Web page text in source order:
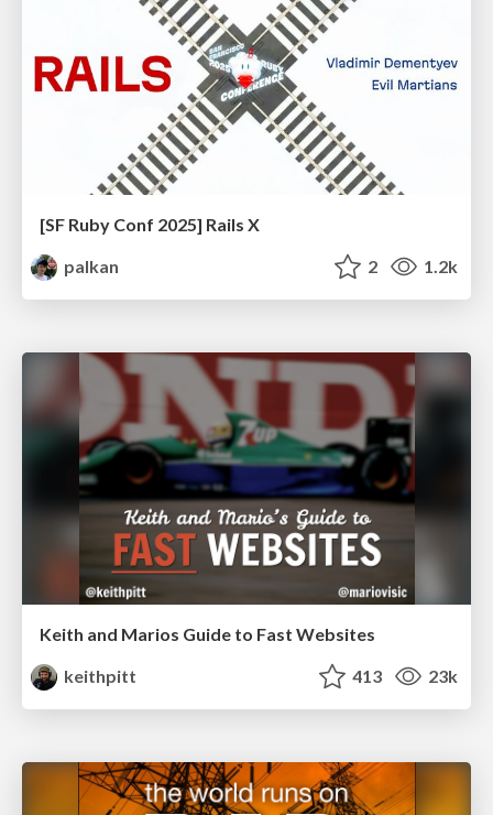
[SF Ruby Conf 2025] Rails X
palkan
2 1.2k
Keith and Marios Guide to Fast Websites
keithpitt
413 23k